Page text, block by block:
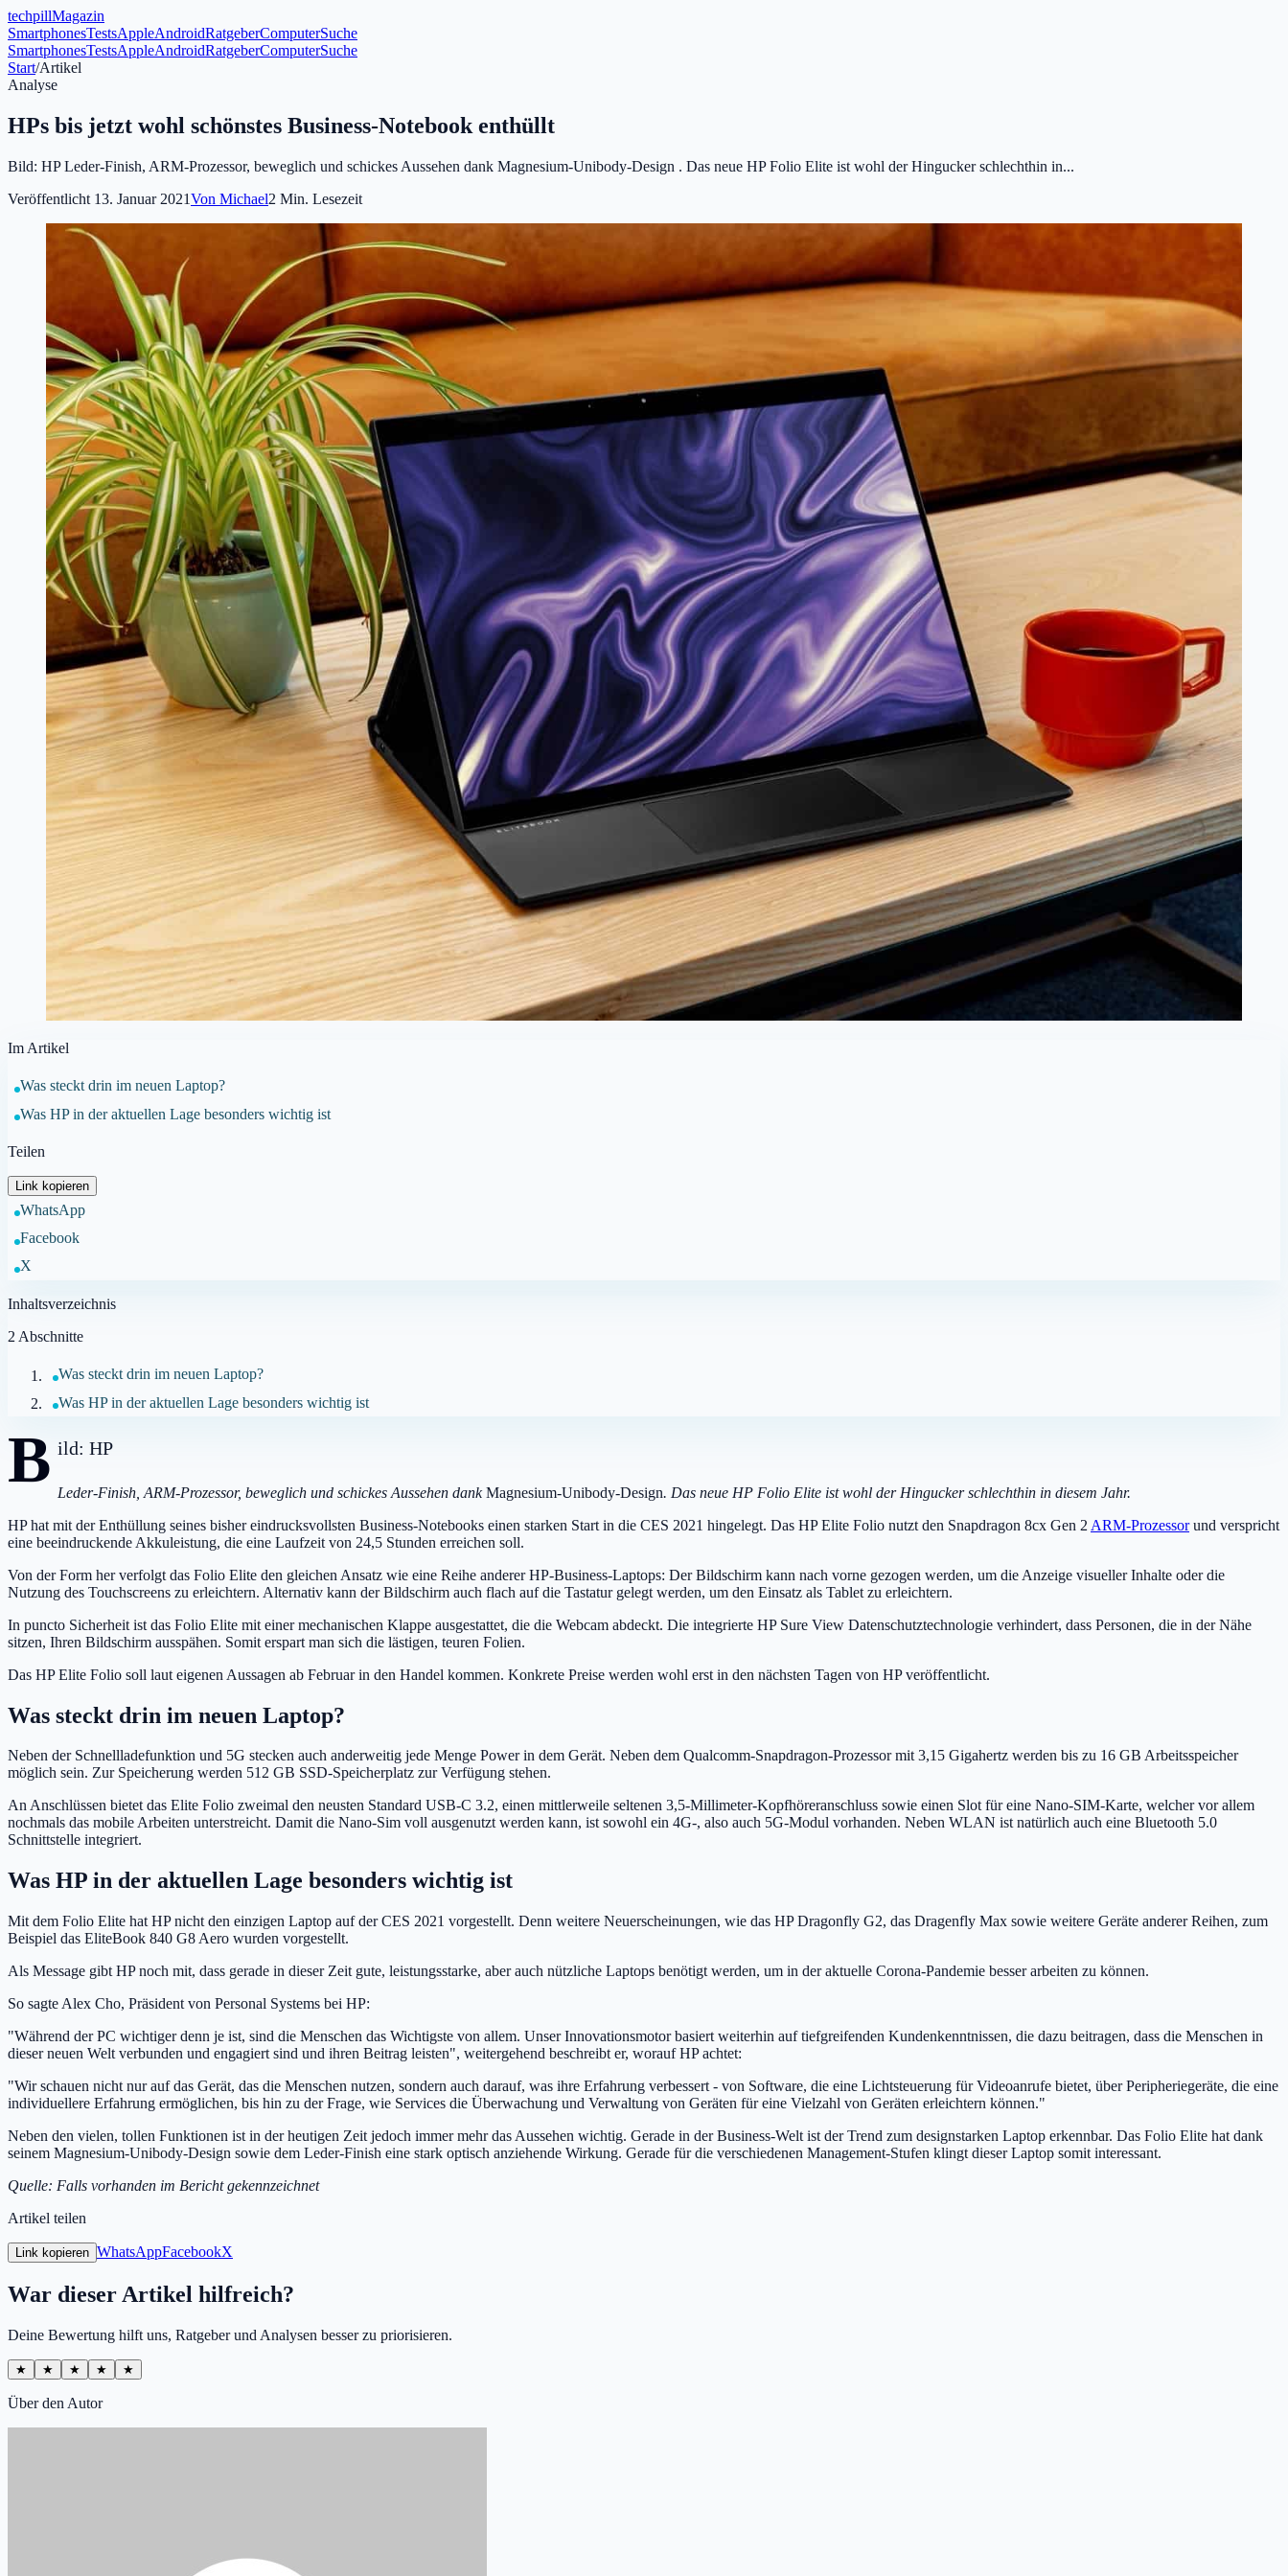
techpillMagazin
SmartphonesTestsAppleAndroidRatgeberComputerSuche
SmartphonesTestsAppleAndroidRatgeberComputerSuche
Start/Artikel
Analyse
HPs bis jetzt wohl schönstes Business-Notebook enthüllt
Bild: HP Leder-Finish, ARM-Prozessor, beweglich und schickes Aussehen dank Magnesium-Unibody-Design . Das neue HP Folio Elite ist wohl der Hingucker schlechthin in...
Veröffentlicht 13. Januar 2021Von Michael2 Min. Lesezeit
Im Artikel
Was steckt drin im neuen Laptop?
Was HP in der aktuellen Lage besonders wichtig ist
Teilen
Link kopieren
WhatsApp
Facebook
X
Inhaltsverzeichnis
2 Abschnitte
Was steckt drin im neuen Laptop?
Was HP in der aktuellen Lage besonders wichtig ist
B ild: HP
Leder-Finish, ARM-Prozessor, beweglich und schickes Aussehen dankMagnesium-Unibody-Design. Das neue HP Folio Elite ist wohl der Hingucker schlechthin in diesem Jahr.
HP hat mit der Enthüllung seines bisher eindrucksvollsten Business-Notebooks einen starken Start in die CES 2021 hingelegt. Das HP Elite Folio nutzt den Snapdragon 8cx Gen 2 ARM-Prozessorund verspricht
eine beeindruckende Akkuleistung, die eine Laufzeit von 24,5 Stunden erreichen soll.
Von der Form her verfolgt das Folio Elite den gleichen Ansatz wie eine Reihe anderer HP-Business-Laptops: Der Bildschirm kann nach vorne gezogen werden, um die Anzeige visueller Inhalte oder die
Nutzung des Touchscreens zu erleichtern. Alternativ kann der Bildschirm auch flach auf die Tastatur gelegt werden, um den Einsatz als Tablet zu erleichtern.
In puncto Sicherheit ist das Folio Elite mit einer mechanischen Klappe ausgestattet, die die Webcam abdeckt. Die integrierte HP Sure View Datenschutztechnologie verhindert, dass Personen, die in der Nähe
sitzen, Ihren Bildschirm ausspähen. Somit erspart man sich die lästigen, teuren Folien.
Das HP Elite Folio soll laut eigenen Aussagen ab Februar in den Handel kommen. Konkrete Preise werden wohl erst in den nächsten Tagen von HP veröffentlicht.
Was steckt drin im neuen Laptop?
Neben der Schnellladefunktion und 5G stecken auch anderweitig jede Menge Power in dem Gerät. Neben dem Qualcomm-Snapdragon-Prozessor mit 3,15 Gigahertz werden bis zu 16 GB Arbeitsspeicher
möglich sein. Zur Speicherung werden 512 GB SSD-Speicherplatz zur Verfügung stehen.
An Anschlüssen bietet das Elite Folio zweimal den neusten Standard USB-C 3.2, einen mittlerweile seltenen 3,5-Millimeter-Kopfhöreranschluss sowie einen Slot für eine Nano-SIM-Karte, welcher vor allem
nochmals das mobile Arbeiten unterstreicht. Damit die Nano-Sim voll ausgenutzt werden kann, ist sowohl ein 4G-, also auch 5G-Modul vorhanden. Neben WLAN ist natürlich auch eine Bluetooth 5.0
Schnittstelle integriert.
Was HP in der aktuellen Lage besonders wichtig ist
Mit dem Folio Elite hat HP nicht den einzigen Laptop auf der CES 2021 vorgestellt. Denn weitere Neuerscheinungen, wie das HP Dragonfly G2, das Dragenfly Max sowie weitere Geräte anderer Reihen, zum
Beispiel das EliteBook 840 G8 Aero wurden vorgestellt.
Als Message gibt HP noch mit, dass gerade in dieser Zeit gute, leistungsstarke, aber auch nützliche Laptops benötigt werden, um in der aktuelle Corona-Pandemie besser arbeiten zu können.
So sagte Alex Cho, Präsident von Personal Systems bei HP:
"Während der PC wichtiger denn je ist, sind die Menschen das Wichtigste von allem. Unser Innovationsmotor basiert weiterhin auf tiefgreifenden Kundenkenntnissen, die dazu beitragen, dass die Menschen in
dieser neuen Welt verbunden und engagiert sind und ihren Beitrag leisten", weitergehend beschreibt er, worauf HP achtet:
"Wir schauen nicht nur auf das Gerät, das die Menschen nutzen, sondern auch darauf, was ihre Erfahrung verbessert - von Software, die eine Lichtsteuerung für Videoanrufe bietet, über Peripheriegeräte, die eine
individuellere Erfahrung ermöglichen, bis hin zu der Frage, wie Services die Überwachung und Verwaltung von Geräten für eine Vielzahl von Geräten erleichtern können."
Neben den vielen, tollen Funktionen ist in der heutigen Zeit jedoch immer mehr das Aussehen wichtig. Gerade in der Business-Welt ist der Trend zum designstarken Laptop erkennbar. Das Folio Elite hat dank
seinem Magnesium-Unibody-Design sowie dem Leder-Finish eine stark optisch anziehende Wirkung. Gerade für die verschiedenen Management-Stufen klingt dieser Laptop somit interessant.
Quelle: Falls vorhanden im Bericht gekennzeichnet
Artikel teilen
Link kopieren WhatsAppFacebookX
War dieser Artikel hilfreich?
Deine Bewertung hilft uns, Ratgeber und Analysen besser zu priorisieren.
★ ★ ★ ★ ★
Über den Autor